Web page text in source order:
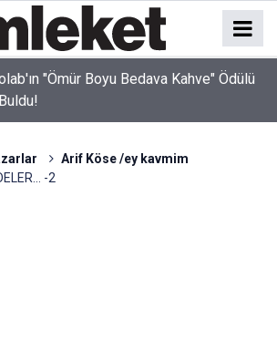
"Ömür Boyu Bedava Kahve" Ödülü
Arif Köse /ey kavmim
-2